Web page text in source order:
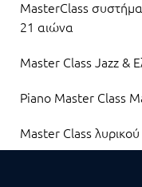
MasterClass
21 αιώνα
Master Class Jazz &
Piano Master Class
Master Class